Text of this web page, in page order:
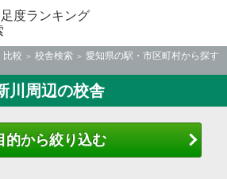
度ランキング
比較 校舎検索
愛知県の駅・市区町村から探す
川周辺の校舎
的から絞り込む